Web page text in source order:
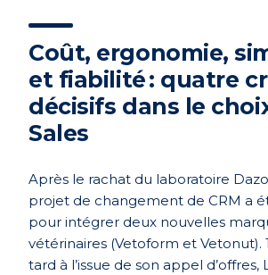
Coût, ergonomie,
et fiabilité : quatre
décisifs dans le
Sales
Après le rachat du laboratoire
projet de changement de CRM a
pour intégrer deux nouvelles
vétérinaires (Vetoform et Vetonut).
tard à l’issue de son appel d’offres,